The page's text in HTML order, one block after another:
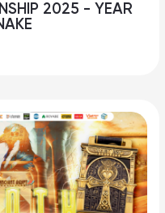
2025 - YEAR